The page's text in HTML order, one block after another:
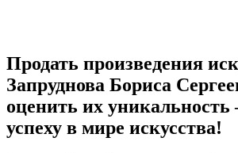
Продать произведения
Запруднова Бориса
оценить их
успеху в мире искусства!